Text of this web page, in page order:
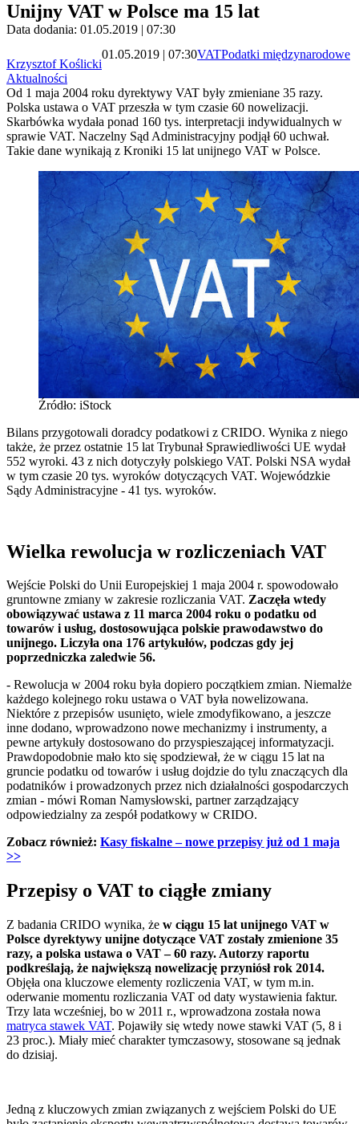
Unijny VAT w Polsce ma 15 lat
Data dodania: 01.05.2019 | 07:30
Krzysztof Koślicki
01.05.2019 | 07:30VATPodatki międzynarodowe
Aktualności
Od 1 maja 2004 roku dyrektywy VAT były zmieniane 35 razy.
Polska ustawa o VAT przeszła w tym czasie 60 nowelizacji.
Skarbówka wydała ponad 160 tys. interpretacji indywidualnych w
sprawie VAT. Naczelny Sąd Administracyjny podjął 60 uchwał.
Takie dane wynikają z Kroniki 15 lat unijnego VAT w Polsce.
Źródło: iStock
Bilans przygotowali doradcy podatkowi z CRIDO. Wynika z niego
także, że przez ostatnie 15 lat Trybunał Sprawiedliwości UE wydał
552 wyroki. 43 z nich dotyczyły polskiego VAT. Polski NSA wydał
w tym czasie 20 tys. wyroków dotyczących VAT. Wojewódzkie
Sądy Administracyjne - 41 tys. wyroków.
Wielka rewolucja w rozliczeniach VAT
Wejście Polski do Unii Europejskiej 1 maja 2004 r. spowodowało
gruntowne zmiany w zakresie rozliczania VAT. Zaczęła wtedy
obowiązywać ustawa z 11 marca 2004 roku o podatku od
towarów i usług, dostosowująca polskie prawodawstwo do
unijnego. Liczyła ona 176 artykułów, podczas gdy jej
poprzedniczka zaledwie 56.
- Rewolucja w 2004 roku była dopiero początkiem zmian. Niemalże
każdego kolejnego roku ustawa o VAT była nowelizowana.
Niektóre z przepisów usunięto, wiele zmodyfikowano, a jeszcze
inne dodano, wprowadzono nowe mechanizmy i instrumenty, a
pewne artykuły dostosowano do przyspieszającej informatyzacji.
Prawdopodobnie mało kto się spodziewał, że w ciągu 15 lat na
gruncie podatku od towarów i usług dojdzie do tylu znaczących dla
podatników i prowadzonych przez nich działalności gospodarczych
zmian - mówi Roman Namysłowski, partner zarządzający
odpowiedzialny za zespół podatkowy w CRIDO.
Zobacz również: Kasy fiskalne – nowe przepisy już od 1 maja
>>
Przepisy o VAT to ciągłe zmiany
Z badania CRIDO wynika, że w ciągu 15 lat unijnego VAT w
Polsce dyrektywy unijne dotyczące VAT zostały zmienione 35
razy, a polska ustawa o VAT – 60 razy. Autorzy raportu
podkreślają, że największą nowelizację przyniósł rok 2014.
Objęła ona kluczowe elementy rozliczenia VAT, w tym m.in.
oderwanie momentu rozliczania VAT od daty wystawienia faktur.
Trzy lata wcześniej, bo w 2011 r., wprowadzona została nowa
matryca stawek VAT. Pojawiły się wtedy nowe stawki VAT (5, 8 i
23 proc.). Miały mieć charakter tymczasowy, stosowane są jednak
do dzisiaj.
Jedną z kluczowych zmian związanych z wejściem Polski do UE